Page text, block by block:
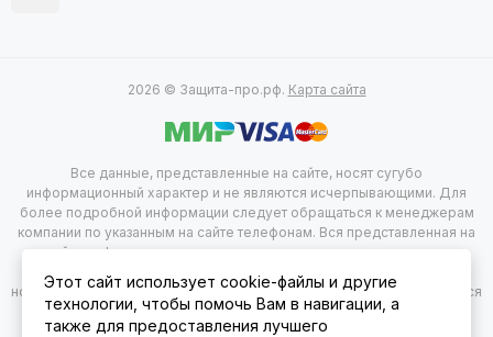
2026 © Защита-про.рф. Карта сайта
Все данные, представленные на сайте, носят сугубо
информационный характер и не являются исчерпывающими. Для
более подробной информации следует обращаться к менеджерам
компании по указанным на сайте телефонам. Вся представленная на
сайте информация, касающаяся комплектации, технических
характеристик, цветовых сочетаний, а так же стоимости продукции
носит информационный характер и не при каких условиях не является
публичной офертой, определяемой положением 2 статься 437
гражданского Кодекса Российской Федерации. Указанные цены
Этот сайт использует cookie-файлы и другие
технологии, чтобы помочь Вам в навигации, а
также для предоставления лучшего